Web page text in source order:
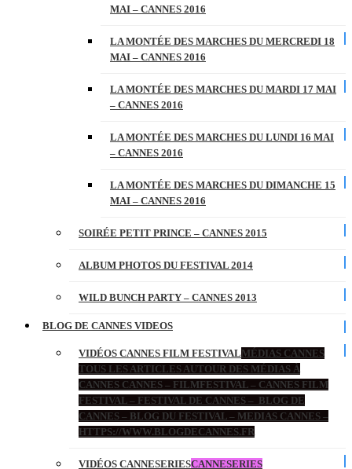
MAI – CANNES 2016
LA MONTÉE DES MARCHES DU MERCREDI 18
MAI – CANNES 2016
LA MONTÉE DES MARCHES DU MARDI 17 MAI
– CANNES 2016
LA MONTÉE DES MARCHES DU LUNDI 16 MAI
– CANNES 2016
LA MONTÉE DES MARCHES DU DIMANCHE 15
MAI – CANNES 2016
SOIRÉE PETIT PRINCE – CANNES 2015
ALBUM PHOTOS DU FESTIVAL 2014
WILD BUNCH PARTY – CANNES 2013
BLOG DE CANNES VIDEOS
VIDÉOS CANNES FILM FESTIVALMÉDIAS CANNES
TOUS LES ARTICLES AUTOUR DES MÉDIAS À
CANNES CANNES – FILMFESTIVAL – CANNES FILM
FESTIVAL – FESTIVAL DE CANNES – BLOG DE
CANNES – BLOG DU FESTIVAL – MEDIAS CANNES –
HTTPS://WWW.BLOGDECANNES.FR
VIDÉOS CANNESERIESCANNESERIES